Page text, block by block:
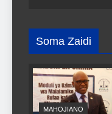
Soma Zaidi
MAHOJIANO